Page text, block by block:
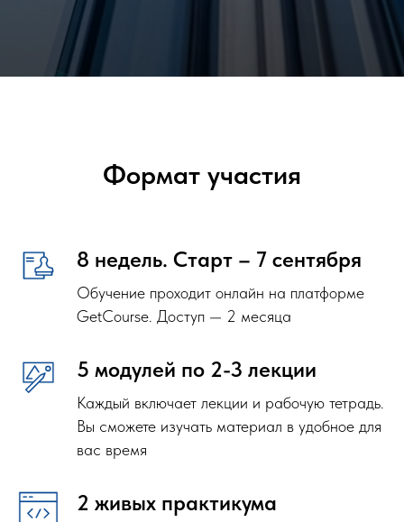
Формат участия
8 недель. Старт – 7 сентября
Обучение проходит онлайн на платформе
GetCourse. Доступ — 2 месяца
5 модулей по 2-3 лекции
Каждый включает лекции и рабочую тетрадь.
Вы сможете изучать материал в удобное для
вас время
2 живых практикума